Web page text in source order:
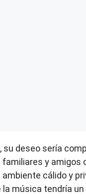
su deseo sería
y amigos
ambiente cálido y
la música tendría un